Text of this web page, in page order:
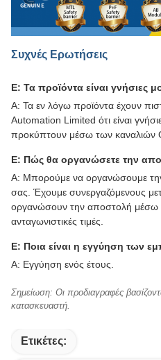
Συχνές Ερωτήσεις
Ε: Τα προϊόντα είναι γνήσιες
Α: Τα εν λόγω προϊόντα έχουν
Automation Limited ότι είναι
προκύπτουν μέσω των καναλιών
Ε: Πώς θα οργανώσετε την
Α: Μπορούμε να οργανώσουμε
σας. Έχουμε συνεργαζόμενους
οργανώσουν την αποστολή μέσω
ανταγωνιστικές τιμές.
Ε: Ποια είναι η εγγύηση των
Α: Εγγύηση ενός έτους.
Σημείωση: Οι προδιαγραφές
κατασκευαστή.
Ετικέτες: